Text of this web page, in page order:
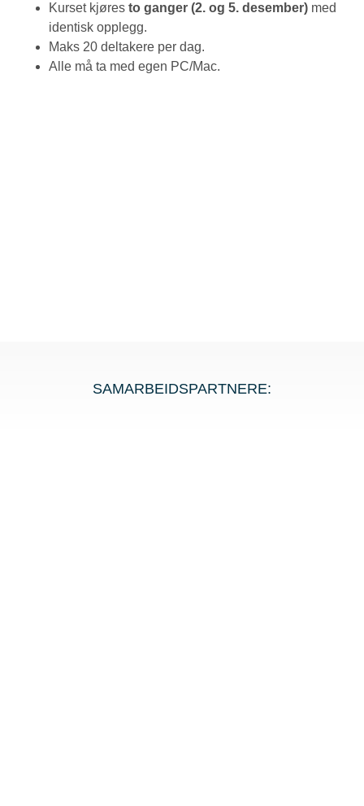
Kurset kjøres to ganger (2. og 5. desember) med
identisk opplegg.
Maks 20 deltakere per dag.
Alle må ta med egen PC/Mac.
SAMARBEIDSPARTNERE: